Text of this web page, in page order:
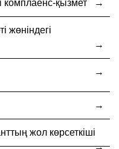
қызмет
жөніндегі
жол көрсеткіші